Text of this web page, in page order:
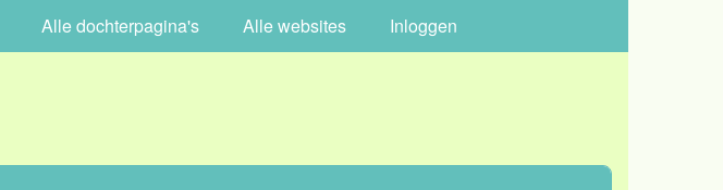
Alle dochterpagina's Alle websites Inloggen